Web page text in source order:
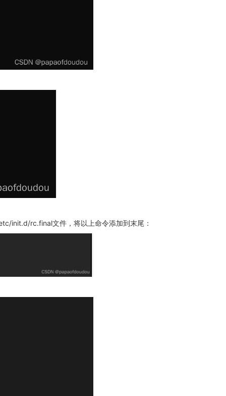
init.d/rc.final文件，将以上命令添加到末尾：